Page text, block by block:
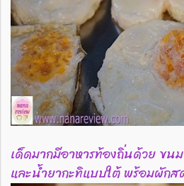
เด็ดมากมีอาหารท้องถิ่นด้วย ขน
และน้ำยากะทิแบบใต้ พร้อมผักส